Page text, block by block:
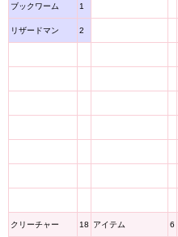
ブックワーム 1
リザードマン 2
クリーチャー 18 アイテム 6